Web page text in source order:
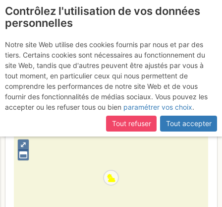
Pointe de Reyna :
Couloir N
Dimanche 16 avril 2017
France Hautes-Alpes Écrins
⤢
Contrôlez l'utilisation de vos données
personnelles
Notre site Web utilise des cookies fournis par nous et par des
tiers. Certains cookies sont nécessaires au fonctionnement du
site Web, tandis que d'autres peuvent être ajustés par vous à
tout moment, en particulier ceux qui nous permettent de
comprendre les performances de notre site Web et de vous
fournir des fonctionnalités de médias sociaux. Vous pouvez les
accepter ou les refuser tous ou bien paramétrer vos choix.
Tout refuser
Tout accepter